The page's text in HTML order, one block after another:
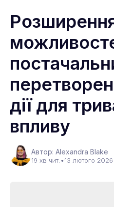
дії для
впливу
Автор: Alexandra Blake
19 хв чит. •13 лютого 2026